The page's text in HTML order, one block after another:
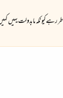
رہےکیونکہ مابدولت یہیں